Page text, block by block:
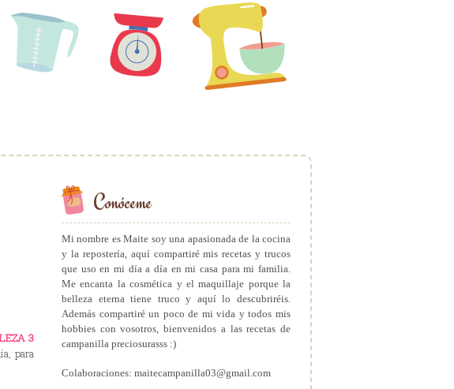
3
para
Conóceme
Mi nombre es Maite soy una apasionada de la cocina
y la repostería, aquí compartiré mis recetas y trucos
que uso en mi día a día en mi casa para mi familia.
Me encanta la cosmética y el maquillaje porque la
belleza eterna tiene truco y aquí lo descubriréis.
Además compartiré un poco de mi vida y todos mis
hobbies con vosotros, bienvenidos a las recetas de
campanilla preciosurasss :)
Colaboraciones: maitecampanilla03@gmail.com